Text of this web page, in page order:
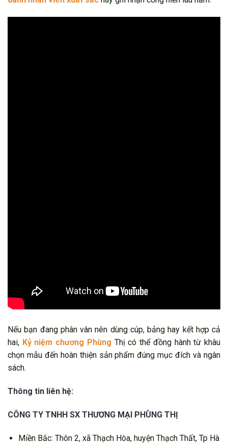
Nếu bạn đang phân vân nên dùng cúp, bảng hay kết hợp cả
hai, Kỷ niệm chương Phùng Thị có thể đồng hành từ khâu
chọn mẫu đến hoàn thiện sản phẩm đúng mục đích và ngân
sách.
Thông tin liên hệ:
CÔNG TY TNHH SX THƯƠNG MẠI PHÙNG THỊ
Miền Bắc: Thôn 2, xã Thạch Hòa, huyện Thạch Thất, Tp Hà